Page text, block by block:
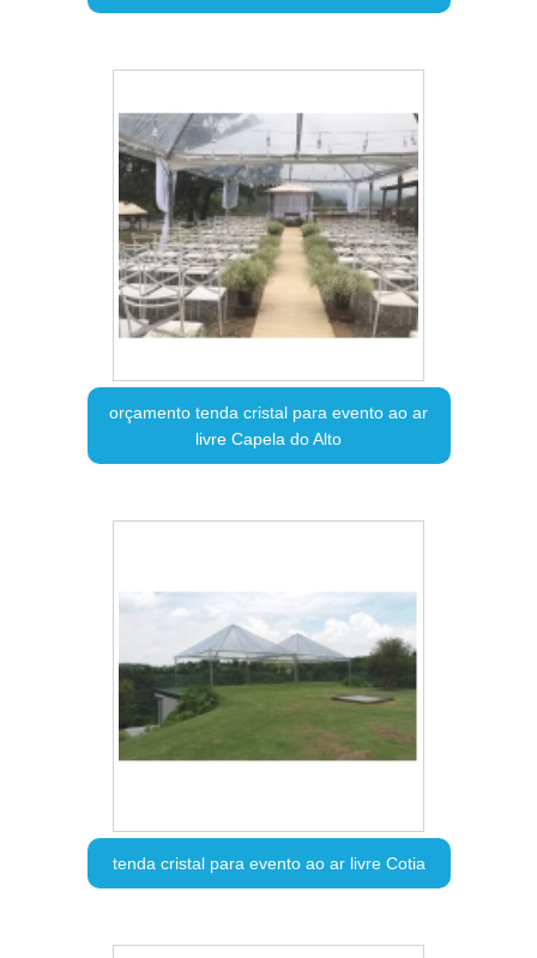
orçamento tenda cristal para evento ao ar
livre Capela do Alto
tenda cristal para evento ao ar livre Cotia